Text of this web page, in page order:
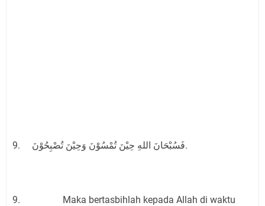
9. فَسُبْحَانَ اللهِ حِيْنَ تُمْسُوْنَ وَحِيْنَ تُصْبِحُوْنَ.
9. Maka bertasbihlah kepada Allah di waktu